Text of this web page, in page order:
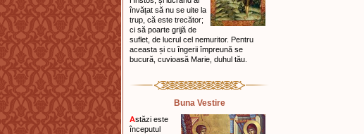
învățat să nu se uite la
trup, că este trecător;
ci să poarte grijă de
suflet, de lucrul cel nemuritor. Pentru
aceasta și cu în­gerii împreună se
bucură, cuvioasă Marie, duhul tău.
Buna Vestire
Astăzi este
începutul